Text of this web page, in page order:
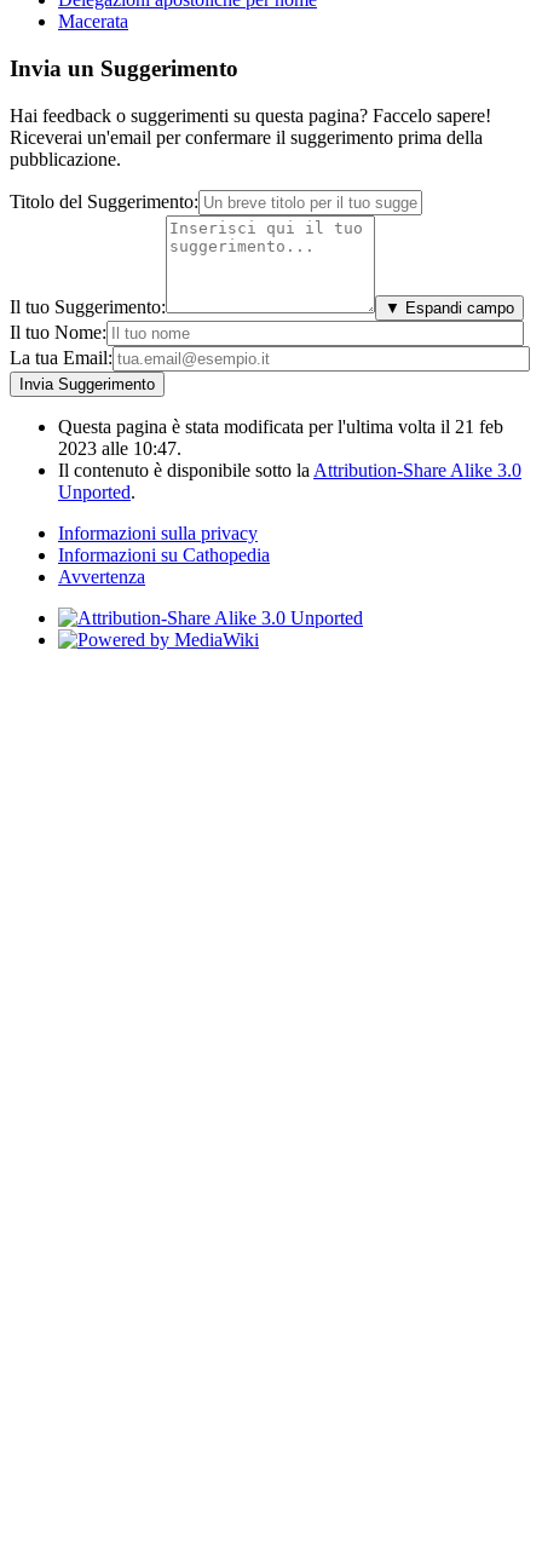
Macerata
Invia un Suggerimento
Hai feedback o suggerimenti su questa pagina? Faccelo sapere!
Riceverai un'email per confermare il suggerimento prima della
pubblicazione.
Titolo del Suggerimento:
Il tuo Suggerimento: ▼ Espandi campo
Il tuo Nome:
La tua Email:
Questa pagina è stata modificata per l'ultima volta il 21 feb
2023 alle 10:47.
Il contenuto è disponibile sotto la Attribution-Share Alike 3.0
Unported.
Informazioni sulla privacy
Informazioni su Cathopedia
Avvertenza